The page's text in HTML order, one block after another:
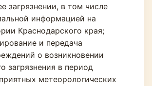
загрязнении, в том числе
информацией на
Краснодарского края;
и передача
о возникновении
загрязнения в период
метеорологических